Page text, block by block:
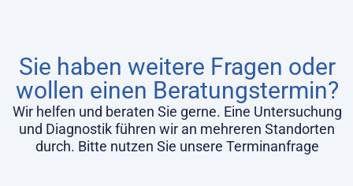
Sie haben weitere Fragen oder
wollen einen Beratungstermin?
Wir helfen und beraten Sie gerne. Eine Untersuchung
und Diagnostik führen wir an mehreren Standorten
durch. Bitte nutzen Sie unsere Terminanfrage